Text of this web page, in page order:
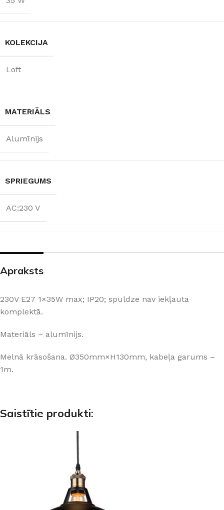
KOLEKCIJA
Loft
MATERIĀLS
Alumīnijs
SPRIEGUMS
AC:230 V
Apraksts
230V E27 1×35W max; IP20; spuldze nav iekļauta
komplektā.
Materiāls – alumīnijs.
Melnā krāsošana. Ø350mm×H130mm, kabeļa garums –
1m.
Saistītie produkti: